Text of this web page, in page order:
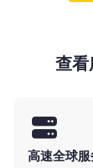
查看
高速全球